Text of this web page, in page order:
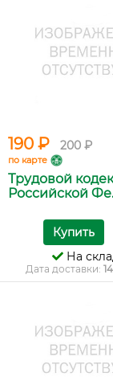
190 ₽ 200 ₽
по карте
Трудовой
Российской
Купить
На
Дата доставки: